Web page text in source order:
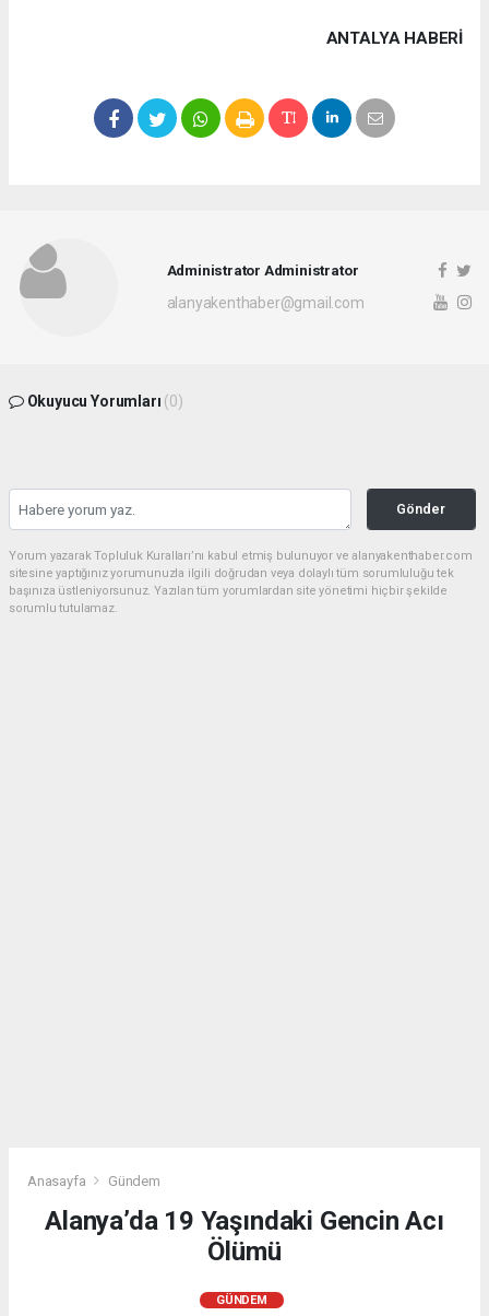
ANTALYA HABERİ
Administrator Administrator
alanyakenthaber@gmail.com
Okuyucu Yorumları (0)
Gönder
Yorum yazarak Topluluk Kuralları’nı kabul etmiş bulunuyor ve alanyakenthaber.com
sitesine yaptığınız yorumunuzla ilgili doğrudan veya dolaylı tüm sorumluluğu tek
başınıza üstleniyorsunuz. Yazılan tüm yorumlardan site yönetimi hiçbir şekilde
sorumlu tutulamaz.
Anasayfa Gündem
Alanya’da 19 Yaşındaki Gencin Acı
Ölümü
GÜNDEM